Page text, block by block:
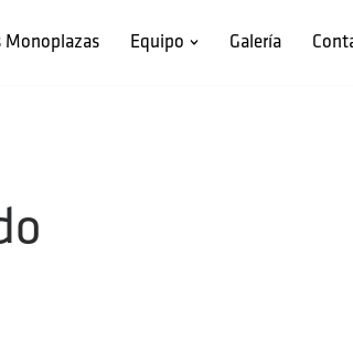
Monoplazas Equipo Galería